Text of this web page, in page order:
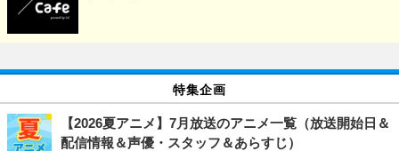
特集企画
【2026夏アニメ】7月放送のアニメ一覧（放送開始日＆
配信情報＆声優・スタッフ＆あらすじ）